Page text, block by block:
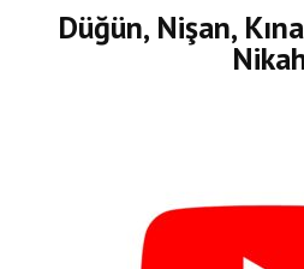
Düğün, Nişan,